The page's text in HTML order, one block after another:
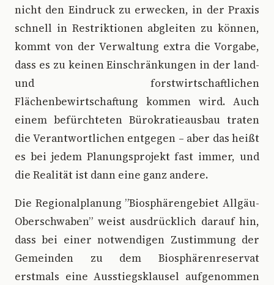
nicht den Eindruck zu erwecken, in der Praxis
schnell in Restriktionen abgleiten zu können,
kommt von der Verwaltung extra die Vorgabe,
dass es zu keinen Einschränkungen in der land-
und forstwirtschaftlichen
Flächenbewirtschaftung kommen wird. Auch
einem befürchteten Bürokratieausbau traten
die Verantwortlichen entgegen – aber das heißt
es bei jedem Planungsprojekt fast immer, und
die Realität ist dann eine ganz andere.
Die Regionalplanung ”Biosphärengebiet Allgäu-
Oberschwaben” weist ausdrücklich darauf hin,
dass bei einer notwendigen Zustimmung der
Gemeinden zu dem Biosphärenreservat
erstmals eine Ausstiegsklausel aufgenommen